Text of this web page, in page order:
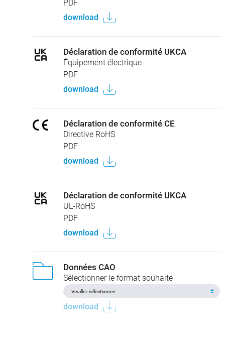
PDF
download
Déclaration de conformité UKCA
Équipement électrique
PDF
download
Déclaration de conformité CE
Directive RoHS
PDF
download
Déclaration de conformité UKCA
UL-RoHS
PDF
download
Données CAO
Sélectionner le format souhaité
download